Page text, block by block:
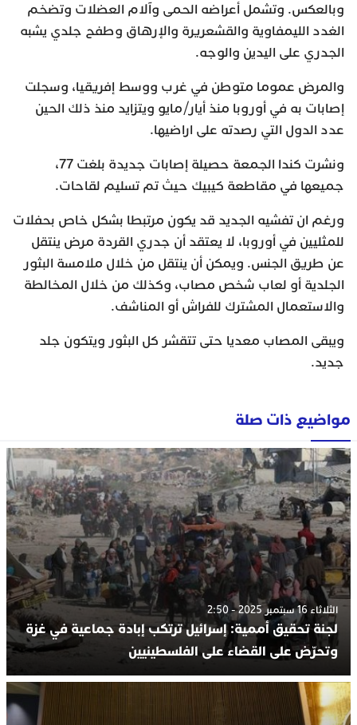
وبالعكس. وتشمل أعراضه الحمى وآلام العضلات وتضخم
الغدد الليمفاوية والقشعريرة والإرهاق وطفح جلدي يشبه
الجدري على اليدين والوجه.
والمرض عموما متوطن في غرب ووسط إفريقيا، وسجلت
إصابات به في أوروبا منذ أيار/مايو ويتزايد منذ ذلك الحين
عدد الدول التي رصدته على اراضيها.
ونشرت كندا الجمعة حصيلة إصابات جديدة بلغت 77،
جميعها في مقاطعة كيبيك حيث تم تسليم لقاحات.
ورغم ان تفشيه الجديد قد يكون مرتبطا بشكل خاص بحفلات
للمثليين في أوروبا، لا يعتقد أن جدري القردة مرض ينتقل
عن طريق الجنس. ويمكن أن ينتقل من خلال ملامسة البثور
الجلدية أو لعاب شخص مصاب، وكذلك من خلال المخالطة
والاستعمال المشترك للفراش أو المناشف.
ويبقى المصاب معديا حتى تتقشر كل البثور ويتكون جلد
جديد.
مواضيع ذات صلة
الثلاثاء 16 سبتمبر 2025 - 2:50
لجنة تحقيق أممية: إسرائيل ترتكب إبادة جماعية في غزة
وتحرّض على القضاء على الفلسطينيين